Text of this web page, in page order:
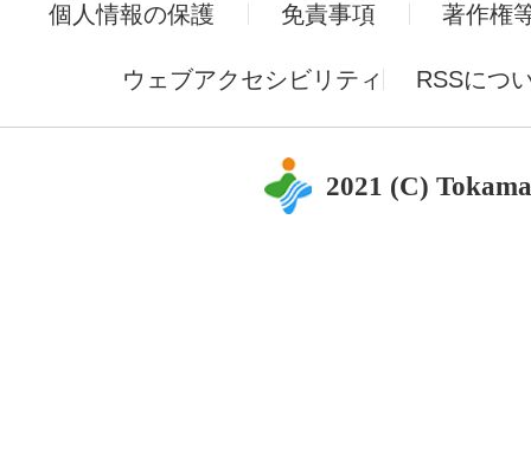
個人情報の保護 免責事項 著作権
ウェブアクセシビリティ RSSにつ
2021 (C)